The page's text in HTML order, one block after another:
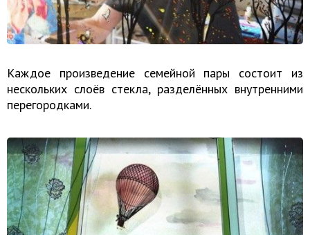
Каждое произведение семейной пары состоит из
нескольких слоёв стекла, разделённых внутренними
перегородками.